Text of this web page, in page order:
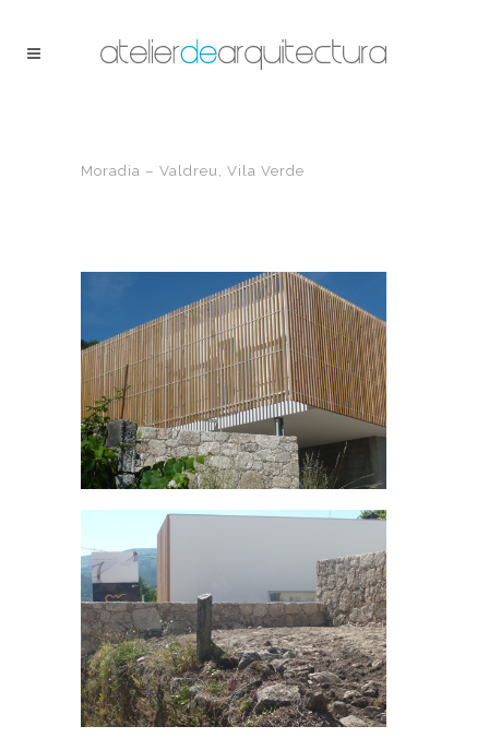
Moradia – Valdreu, Vila Verde